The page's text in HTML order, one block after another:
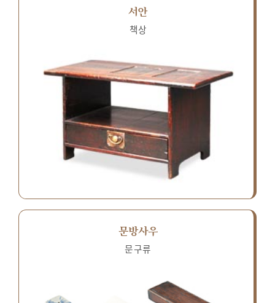
서안
책상
문방사우
문구류